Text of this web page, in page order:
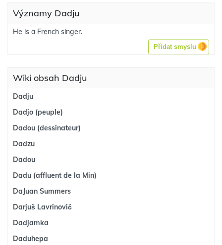
Významy Dadju
He is a French singer.
Přidat smyslu
Wiki obsah Dadju
Dadju
Dadjo (peuple)
Dadou (dessinateur)
Dadzu
Dadou
Dadu (affluent de la Min)
DaJuan Summers
Darjuš Lavrinovič
Dadjamka
Daduhepa